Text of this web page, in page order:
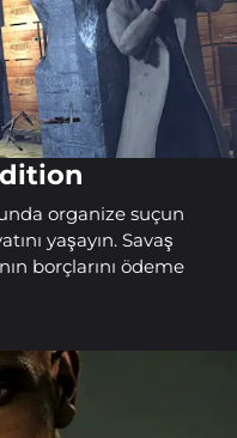
organize suçun
yaşayın. Savaş
borçlarını ödeme